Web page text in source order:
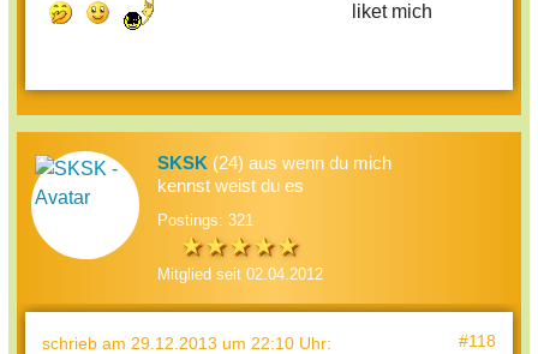
liket mich
SKSK (24) aus wenn du mich
kennst weist du es
Postings: 321
Mitglied seit 02.04.2012
schrieb am 29.12.2013 um 22:10 Uhr: #118